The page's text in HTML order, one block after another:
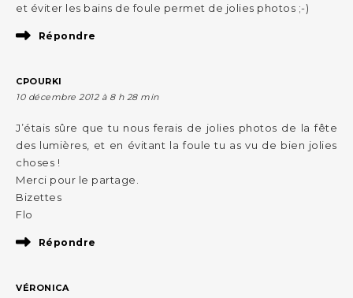
et éviter les bains de foule permet de jolies photos ;-)
Répondre
CPOURKI
10 décembre 2012 à 8 h 28 min
J’étais sûre que tu nous ferais de jolies photos de la fête
des lumières, et en évitant la foule tu as vu de bien jolies
choses !
Merci pour le partage.
Bizettes
Flo
Répondre
VÉRONICA